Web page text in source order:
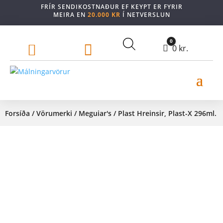
FRÍR SENDIKOSTNAÐUR EF KEYPT ER FYRIR
MEIRA EN 20.000 KR Í NETVERSLUN
  Cart
0
0 kr.
Forsíða /Vörumerki / Meguiar's / Plast Hreinsir, Plast-X 296ml.